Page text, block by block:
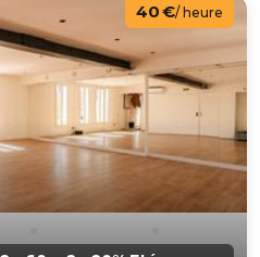
40 €/ heure